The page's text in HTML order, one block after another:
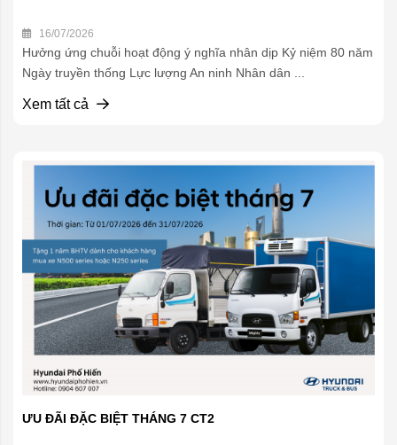
16/07/2026
Hưởng ứng chuỗi hoạt động ý nghĩa nhân dịp Kỷ niệm 80 năm
Ngày truyền thống Lực lượng An ninh Nhân dân ...
Xem tất cả
ƯU ĐÃI ĐẶC BIỆT THÁNG 7 CT2